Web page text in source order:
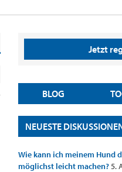
Jetzt
BLOG
NEUESTE
Wie kann ich meinem Hund
möglichst leicht machen?5.